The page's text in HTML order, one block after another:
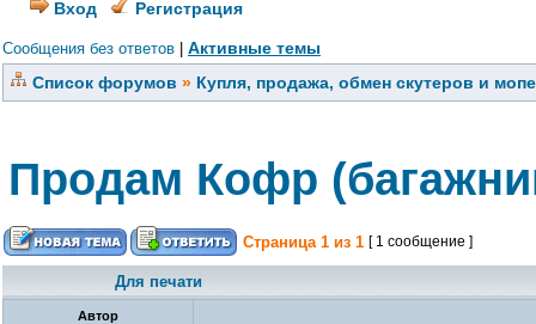
Вход
Регистрация
Сообщения без ответов
Активные темы
Список форумов » Купля, продажа, обмен скутеров и
Продам Кофр
Страница 1 из 1 [ 1 сообщение ]
Для печати
Автор